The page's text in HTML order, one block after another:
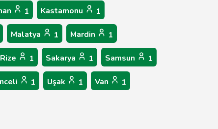
1 Kastamonu 1
Malatya 1 Mardin 1
Rize 1 Sakarya 1 Samsun 1
1 Uşak 1 Van 1